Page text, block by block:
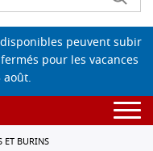
peuvent subir
pour les vacances
août.
ET BURINS